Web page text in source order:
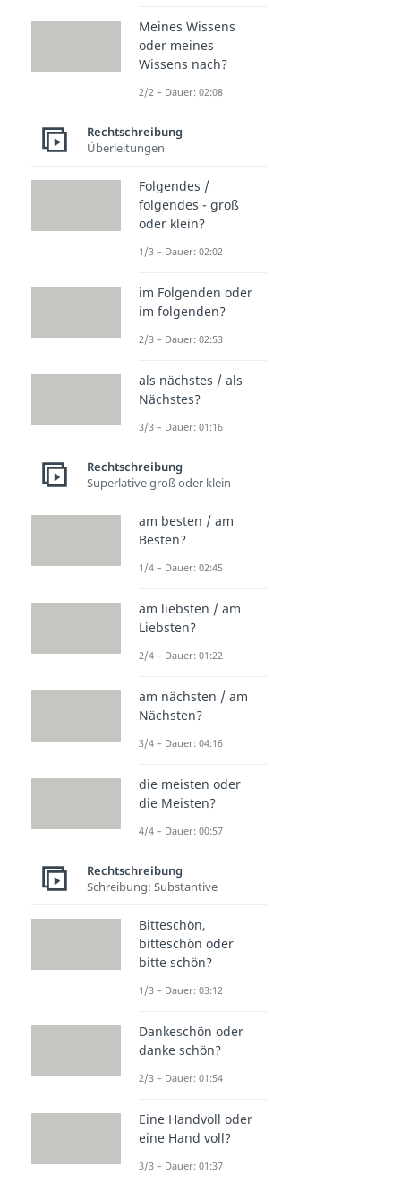
Meines Wissens
oder meines
Wissens nach?
2/2 – Dauer: 02:08
Rechtschreibung
Überleitungen
Folgendes /
folgendes - groß
oder klein?
1/3 – Dauer: 02:02
im Folgenden oder
im folgenden?
2/3 – Dauer: 02:53
als nächstes / als
Nächstes?
3/3 – Dauer: 01:16
Rechtschreibung
Superlative groß oder klein
am besten / am
Besten?
1/4 – Dauer: 02:45
am liebsten / am
Liebsten?
2/4 – Dauer: 01:22
am nächsten / am
Nächsten?
3/4 – Dauer: 04:16
die meisten oder
die Meisten?
4/4 – Dauer: 00:57
Rechtschreibung
Schreibung: Substantive
Bitteschön,
bitteschön oder
bitte schön?
1/3 – Dauer: 03:12
Dankeschön oder
danke schön?
2/3 – Dauer: 01:54
Eine Handvoll oder
eine Hand voll?
3/3 – Dauer: 01:37